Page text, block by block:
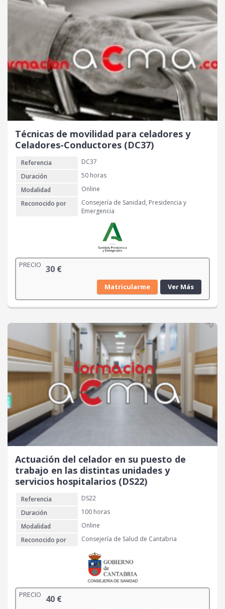
Técnicas de movilidad para celadores y
Celadores-Conductores (DC37)
Referencia
DC37
Duración
50 horas
Modalidad
Online
Reconocido por
Consejería de Sanidad, Presidencia y
Emergencia
PRECIO 30 €
Matricularme Ver Más
Actuación del celador en su puesto de
trabajo en las distintas unidades y
servicios hospitalarios (DS22)
Referencia
DS22
Duración
100 horas
Modalidad
Online
Reconocido por
Consejería de Salud de Cantabria
PRECIO 40 €